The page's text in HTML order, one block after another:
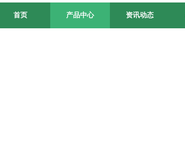
首页 产品中心 资讯动态